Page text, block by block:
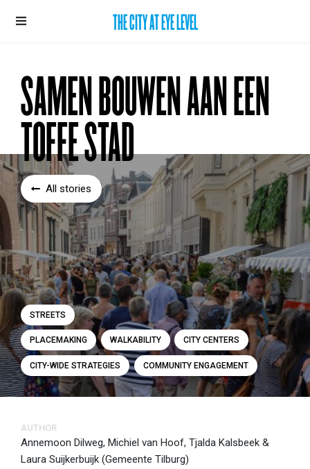
THE CITY AT EYE LEVEL
SAMEN BOUWEN AAN EEN
TOFFE STAD
All stories
CITY-WIDE STRATEGIES COMMUNITY ENGAGEMENT
PLACEMAKING WALKABILITY CITY CENTERS
STREETS
AUTHOR
Annemoon Dilweg, Michiel van Hoof, Tjalda Kalsbeek &
Laura Suijkerbuijk (Gemeente Tilburg)